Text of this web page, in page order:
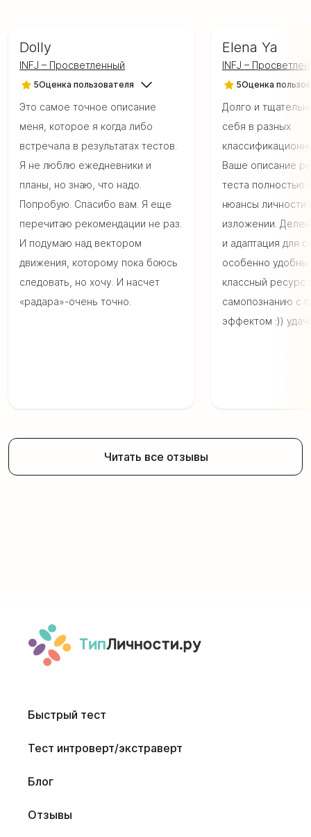
Dolly
INFJ – Просветленный
5Оценка пользователя
Это самое точное описание
меня, которое я когда либо
встречала в результатах тестов.
Я не люблю ежедневники и
планы, но знаю, что надо.
Попробую. Спасибо вам. Я еще
перечитаю рекомендации не раз.
И подумаю над вектором
движения, которому пока боюсь
следовать, но хочу. И насчет
«радара»-очень точно.
Elena Ya
INFJ –
5Оценка
Долго и
себя в разных
Ваше описание
теста полностью
нюансы личности
изложении.
и адаптация для
особенно
классный ресурс
самопознанию с
эффектом :))
Читать все отзывы
Быстрый тест
Тест интроверт/экстраверт
Блог
Отзывы